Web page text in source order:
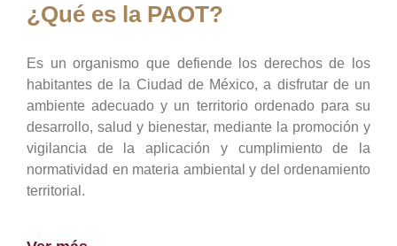
¿Qué es la PAOT?
Es un organismo que defiende los derechos de los
habitantes de la Ciudad de México, a disfrutar de un
ambiente adecuado y un territorio ordenado para su
desarrollo, salud y bienestar, mediante la promoción y
vigilancia de la aplicación y cumplimiento de la
normatividad en materia ambiental y del ordenamiento
territorial.